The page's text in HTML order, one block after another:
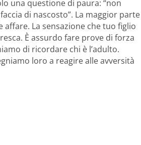
una questione di paura: “non
di nascosto”. La maggior parte
La sensazione che tuo figlio
È assurdo fare prove di forza
di ricordare chi è l’adulto.
loro a reagire alle avversità